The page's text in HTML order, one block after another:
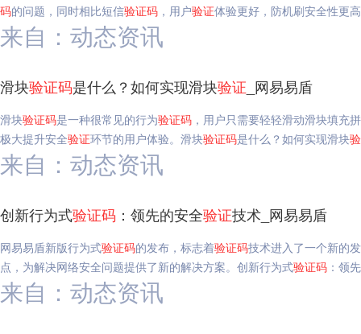
码的问题，同时相比短信验证码 ，用户验证体验更好，防机刷安全性更
来自：动态资讯
滑块验证码是什么？如何实现滑块验证 _网易易盾
滑块验证码是一种很常见的行为验证码 ，用户只需要轻轻滑动滑块填充
极大提升安全验证环节的用户体验。滑块验证码是什么？如何实现滑块
来自：动态资讯
创新行为式验证码 ：领先的安全验证技术_网易易盾
网易易盾新版行为式验证码的发布，标志着验证码技术进入了一个新的
点，为解决网络安全问题提供了新的解决方案。创新行为式验证码 ：领
来自：动态资讯